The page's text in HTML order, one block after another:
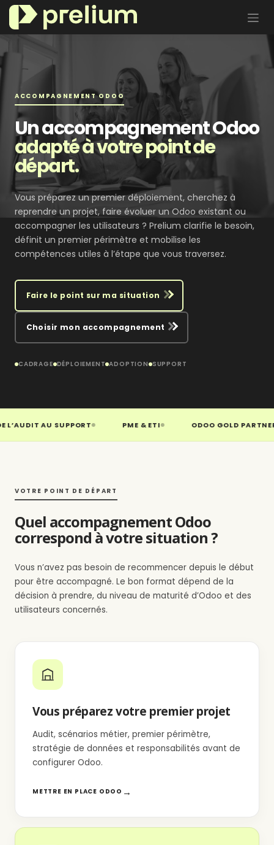
Se rendre au contenu
ACCOMPAGNEMENT ODOO
Un accompagnement Odoo
adapté à votre point de
départ.
Vous préparez un premier déploiement, cherchez à
reprendre un projet, faire évoluer un Odoo existant ou
accompagner les utilisateurs ? Prelium clarifie le besoin,
définit un premier périmètre et mobilise les
compétences utiles à l’étape que vous traversez.
Faire le point sur ma situation
Choisir mon accompagnement
CADRAGE DÉPLOIEMENT ADOPTION SUPPORT
AU SUPPORT PME & ETI ODOO GOLD PARTNER
VOTRE POINT DE DÉPART
Quel accompagnement Odoo
correspond à votre situation ?
Vous n’avez pas besoin de recommencer depuis le début
pour être accompagné. Le bon format dépend de la
décision à prendre, du niveau de maturité d’Odoo et des
utilisateurs concernés.
Vous préparez votre premier projet
Audit, scénarios métier, premier périmètre,
stratégie de données et responsabilités avant de
configurer Odoo.
METTRE EN PLACE ODOO